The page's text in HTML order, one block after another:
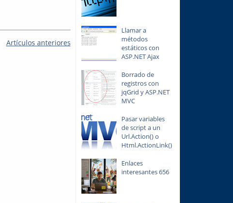
Artículos anteriores
Llamar a
métodos
estáticos con
ASP.NET Ajax
Borrado de
registros con
jqGrid y ASP.NET
MVC
Pasar variables
de script a un
Url.Action() o
Html.ActionLink()
Enlaces
interesantes 656